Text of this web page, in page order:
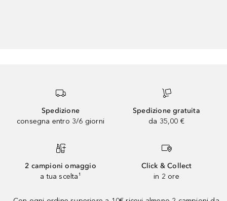
Spedizione
consegna entro 3/6 giorni
Spedizione gratuita
da 35,00 €
2 campioni omaggio
a tua scelta¹
Click & Collect
in 2 ore